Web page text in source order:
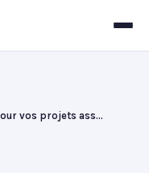
Innovations inattendues de klubasso pour vos projets associatifs